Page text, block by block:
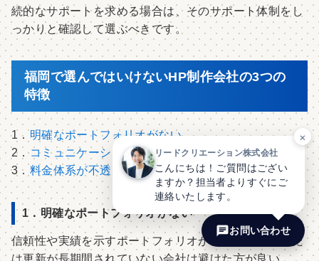
続的なサポートを求める場合は、そのサポート体制をし
っかりと確認して選ぶべきです。
福岡で選んではいけないHP制作会社の3つの
特徴
1．明確なポートフォリオがない
2．コミュニケーションが不十分
3． 料金体系が不透明
1．明確なポートフォリオがない
信頼性や実績を示すポートフォリオが存在しない、また
は更新が長期間されていない会社は避けた方が良い。
×
リードクリエーション株式会社
こんにちは！ご質問はござい
ますか？担当者よりすぐにご
連絡いたします。
お問い合わせ